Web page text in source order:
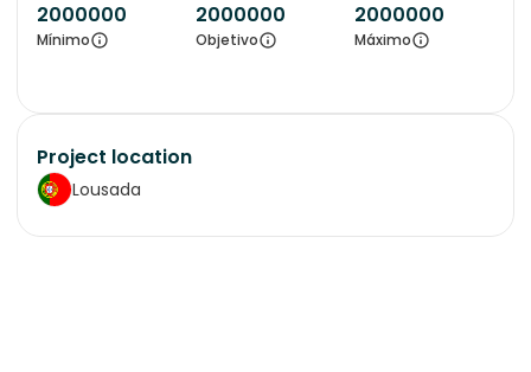
2000000
Mínimo
2000000
Objetivo
2000000
Máximo
Project location
Lousada